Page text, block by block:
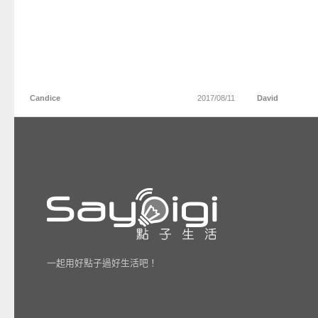
Candice 2017/08/11 David
一起用好點子過好生活吧！